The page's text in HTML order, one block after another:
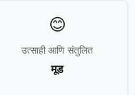
😊
उत्साही आणि संतुलित
मूड